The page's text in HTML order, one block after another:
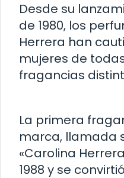
Desde su
de 1980, los
Herrera han
mujeres de
fragancias
La primera
marca, llamada
«Carolina
1988 y se